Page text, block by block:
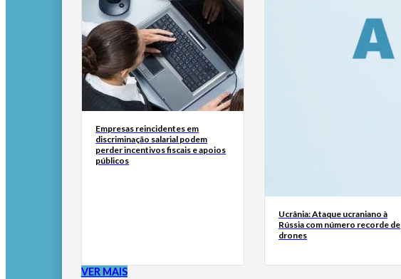
Empresas reincidentes em
discriminação salarial podem
perder incentivos fiscais e apoios
públicos
Ucrânia: Ataque ucraniano à
Rússia com número recorde de
drones
VER MAIS